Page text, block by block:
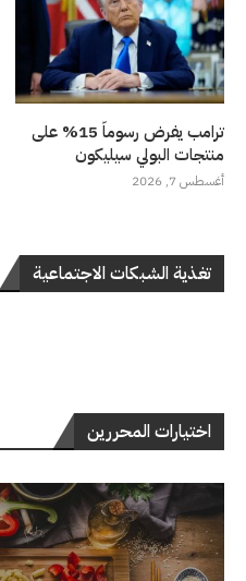
ترامب يفرض رسوماً 15% على
منتجات البولي سيليكون
أغسطس 7, 2026
تغذية الشبكات الاجتماعية
اختيارات المحررين